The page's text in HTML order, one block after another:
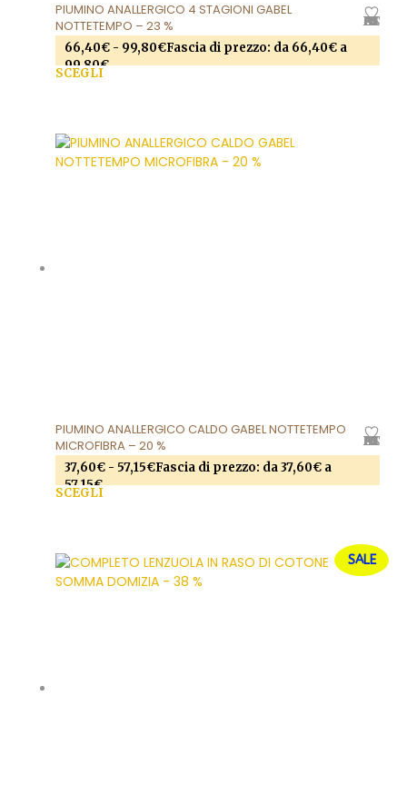
AGGIUNGI ALLA LISTA DEI DESIDERI
PIUMINO ANALLERGICO 4 STAGIONI GABEL
NOTTETEMPO – 23 %
66,40€ - 99,80€Fascia di prezzo: da 66,40€ a
99,80€
SCEGLI
possono essere scelte nella pagina del prodotto
AGGIUNGI ALLA LISTA DEI DESIDERI
PIUMINO ANALLERGICO CALDO GABEL NOTTETEMPO
MICROFIBRA – 20 %
37,60€ - 57,15€Fascia di prezzo: da 37,60€ a
57,15€
SCEGLI
possono essere scelte nella pagina del prodotto
SALE